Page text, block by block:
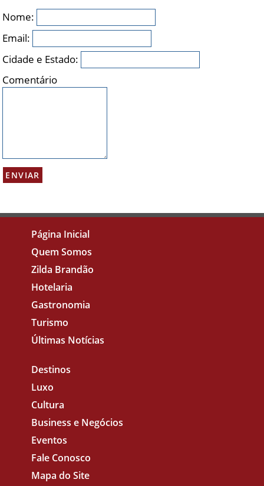
Nome:
Email:
Cidade e Estado:
Comentário
Página Inicial
Quem Somos
Zilda Brandão
Hotelaria
Gastronomia
Turismo
Últimas Notícias
Destinos
Luxo
Cultura
Business e Negócios
Eventos
Fale Conosco
Mapa do Site